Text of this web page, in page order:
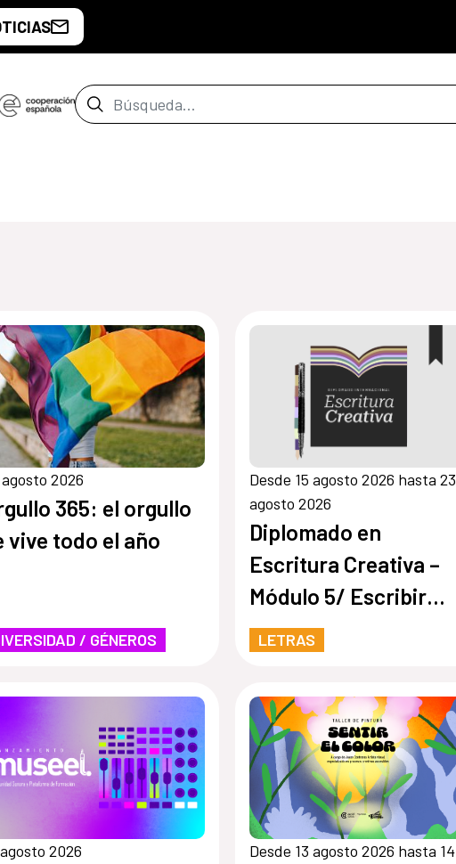
Barra de búsqueda
2026
365: el orgullo
vive todo el año
/ GÉNEROS
Desde 15 agosto 2026 hasta 23
agosto 2026
Diplomado en
Escritura Creativa –
Módulo 5/ Escribir
desde el latido:
escritura teatral
LETRAS
2026
Desde 13 agosto 2026 hasta 14